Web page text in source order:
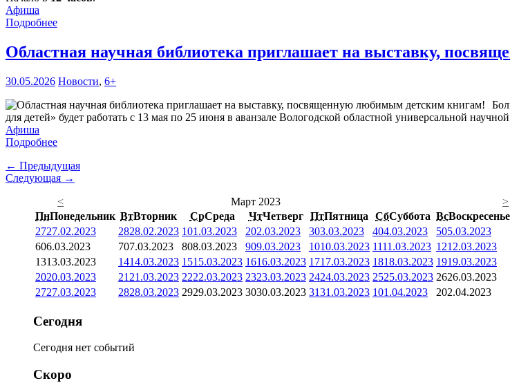
Афиша
Подробнее
Областная научная библиотека приглашает на выставку,
30.05.2026 Новости, 6+
для детей» будет работать с 13 мая по 25 июня в аванзале Вологодской областной универсальной
Афиша
Подробнее
← Предыдущая
Следующая →
<
Март 2023
>
ПнПонедельник ВтВторник СрСреда ЧтЧетверг ПтПятница СбСуббота ВсВоскресенье
2727.02.2023 2828.02.2023 101.03.2023 202.03.2023 303.03.2023 404.03.2023 505.03.2023
606.03.2023 707.03.2023 808.03.2023 909.03.2023 1010.03.2023 1111.03.2023 1212.03.2023
1313.03.2023 1414.03.2023 1515.03.2023 1616.03.2023 1717.03.2023 1818.03.2023 1919.03.2023
2020.03.2023 21 21.03.2023 2222.03.2023 2323.03.2023 2424.03.2023 2525.03.2023 2626.03.2023
2727.03.2023 2828.03.2023 2929.03.2023 3030.03.2023 3131.03.2023 101.04.2023 202.04.2023
Сегодня
Сегодня нет событий
Скоро